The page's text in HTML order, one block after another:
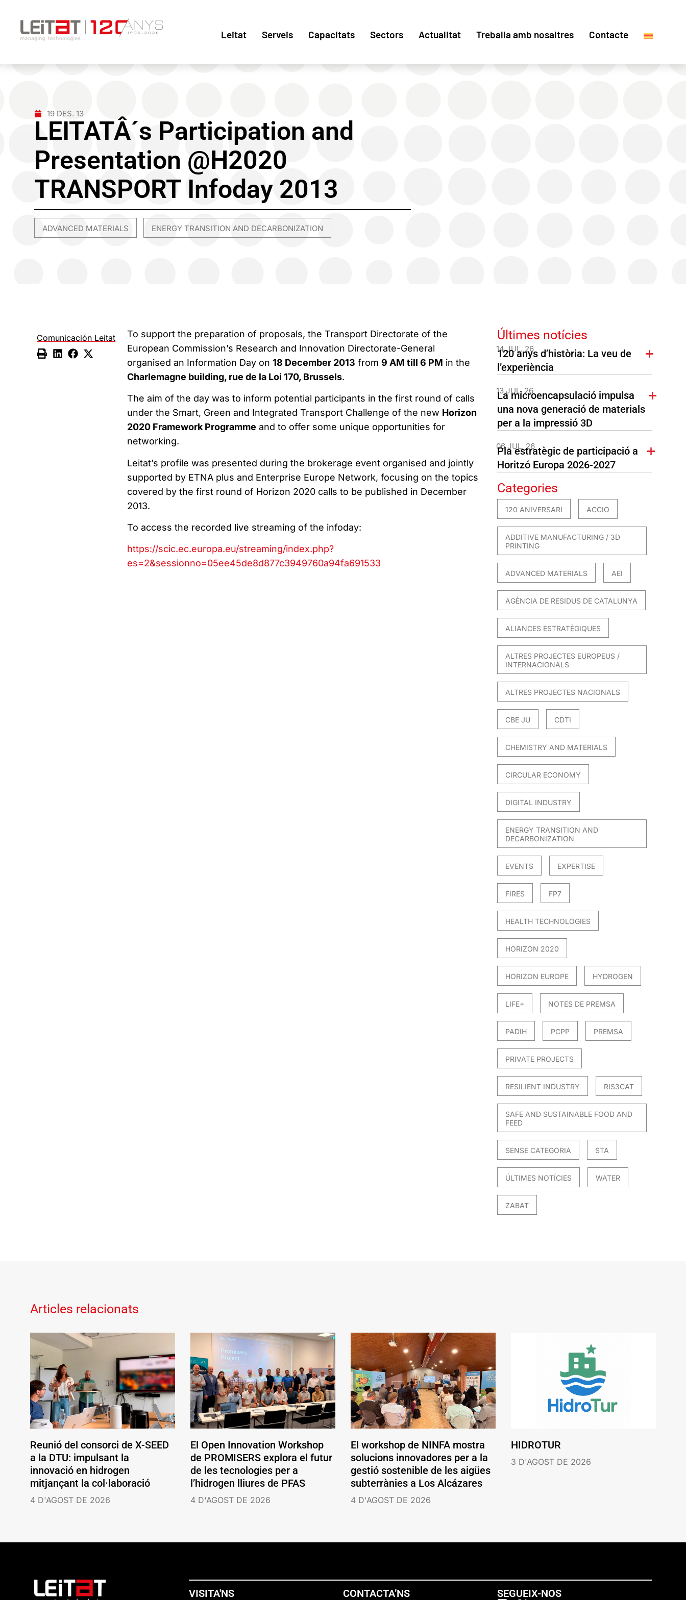
Leitat Serveis Capacitats Sectors Actualitat Treballa amb nosaltres Contacte
19 DES. 13
LEITATÂ´s Participation and
Presentation @H2020
TRANSPORT Infoday 2013
ADVANCED MATERIALS ENERGY TRANSITION AND DECARBONIZATION
Comunicación Leitat
To support the preparation of proposals, the Transport Directorate of the
European Commission’s Research and Innovation Directorate-General
organised an Information Day on 18 December 2013 from 9 AM till 6 PM in the
Charlemagne building, rue de la Loi 170, Brussels.
The aim of the day was to inform potential participants in the first round of calls
under the Smart, Green and Integrated Transport Challenge of the new Horizon
2020 Framework Programme and to offer some unique opportunities for
networking.
Leitat’s profile was presented during the brokerage event organised and jointly
supported by ETNA plus and Enterprise Europe Network, focusing on the topics
covered by the first round of Horizon 2020 calls to be published in December
2013.
To access the recorded live streaming of the infoday:
https://scic.ec.europa.eu/streaming/index.php?
es=2&sessionno=05ee45de8d877c3949760a94fa691533
Últimes notícies
14 JUL. 26
120 anys d’història: La veu de
l’experiència
13 JUL. 26
La microencapsulació impulsa
una nova generació de materials
per a la impressió 3D
06 JUL. 26
Pla estratègic de participació a
Horitzó Europa 2026-2027
Categories
120 ANIVERSARI ACCIO
ADDITIVE MANUFACTURING / 3D
PRINTING
ADVANCED MATERIALS AEI
AGÈNCIA DE RESIDUS DE CATALUNYA
ALIANCES ESTRATÈGIQUES
ALTRES PROJECTES EUROPEUS /
INTERNACIONALS
ALTRES PROJECTES NACIONALS
CBE JU CDTI
CHEMISTRY AND MATERIALS
CIRCULAR ECONOMY
DIGITAL INDUSTRY
ENERGY TRANSITION AND
DECARBONIZATION
EVENTS EXPERTISE
FIRES FP7
HEALTH TECHNOLOGIES
HORIZON 2020
HORIZON EUROPE HYDROGEN
LIFE+ NOTES DE PREMSA
PADIH PCPP PREMSA
PRIVATE PROJECTS
RESILIENT INDUSTRY RIS3CAT
SAFE AND SUSTAINABLE FOOD AND
FEED
SENSE CATEGORIA STA
ÚLTIMES NOTÍCIES WATER
ZABAT
Articles relacionats
Reunió del consorci de X-SEED
a la DTU: impulsant la
innovació en hidrogen
mitjançant la col·laboració
4 D'AGOST DE 2026
El Open Innovation Workshop
de PROMISERS explora el futur
de les tecnologies per a
l’hidrogen lliures de PFAS
4 D'AGOST DE 2026
El workshop de NINFA mostra
solucions innovadores per a la
gestió sostenible de les aigües
subterrànies a Los Alcázares
4 D'AGOST DE 2026
HIDROTUR
3 D'AGOST DE 2026
VISITA'NS CONTACTA’NS SEGUEIX-NOS